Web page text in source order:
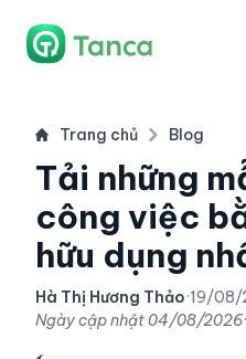
Trang chủ Blog
Tải những
công việc
hữu dụng
Hà Thị Hương Thảo·19/08/
Ngày cập nhật04/08/2026·